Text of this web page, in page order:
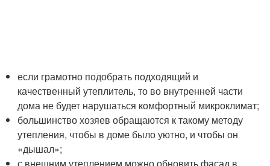
если грамотно подобрать подходящий и
качественный утеплитель, то во внутренней части
дома не будет нарушаться комфортный микроклимат;
большинство хозяев обращаются к такому методу
утепления, чтобы в доме было уютно, и чтобы он
«дышал»;